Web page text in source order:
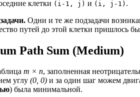
клетки (i-1, j) и (i, j-1) .
Одни и те же подзадачи
путей до этой клетки пришлось
Path Sum (Medium)
m × n, заполненная
углу (0, 0) и за один шаг можем
) была минимальной.